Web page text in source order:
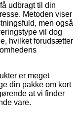
udbragt til din
Metoden viser
men også
vil dog
hvilket forudsætter
er meget
din pakke om kort
at vi finder
vare.